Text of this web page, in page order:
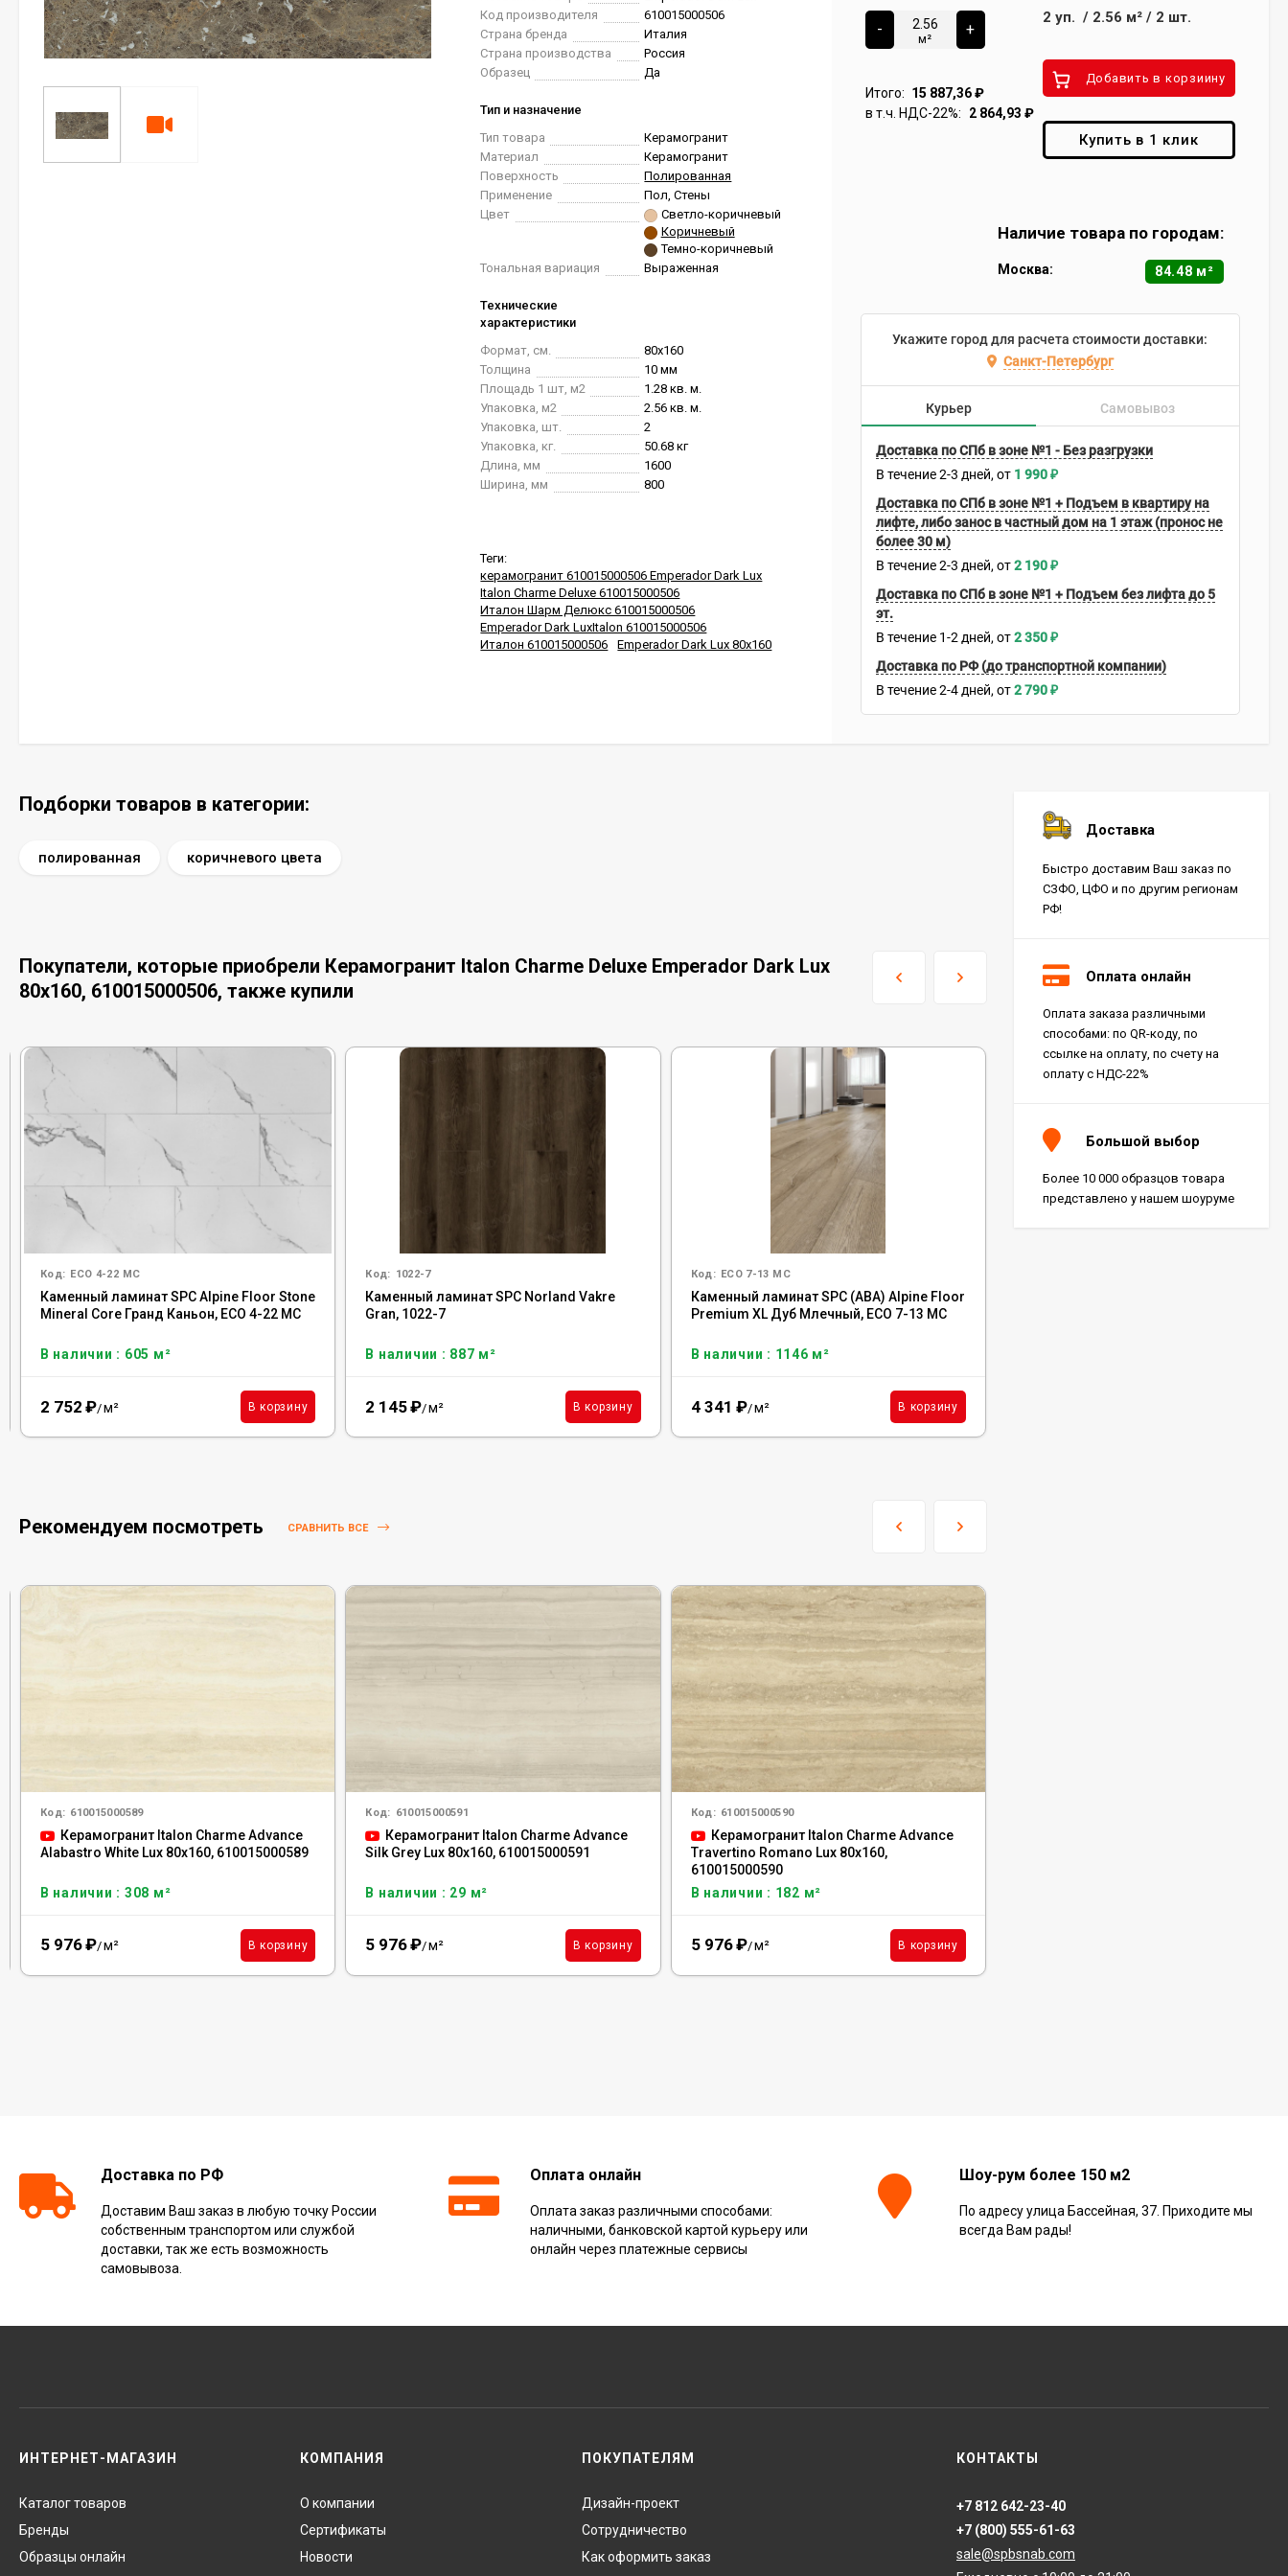
Код производителя
610015000506
Страна бренда
Италия
Страна производства
Россия
Образец
Да
Тип и назначение
Тип товара
Керамогранит
Материал
Керамогранит
Поверхность
Полированная
Применение
Пол, Стены
Цвет
Светло-коричневый
Коричневый
Темно-коричневый
Тональная вариация
Выраженная
Технические
характеристики
Формат, см.
80x160
Толщина
10 мм
Площадь 1 шт, м2
1.28 кв. м.
Упаковка, м2
2.56 кв. м.
Упаковка, шт.
2
Упаковка, кг.
50.68 кг
Длина, мм
1600
Ширина, мм
800
Теги:
керамогранит 610015000506 Emperador Dark Lux
Italon Charme Deluxe 610015000506
Италон Шарм Делюкс 610015000506
Emperador Dark LuxItalon 610015000506
Италон 610015000506
Emperador Dark Lux 80x160
-
м²
+
Итого: 15 887,36₽
в т.ч. НДС-22%:
2 864,93 ₽
2 уп. / 2.56 м²/ 2 шт.
Добавить в корзиину
Купить в 1 клик
Наличие товара по городам:
Москва: 84.48 м²
Укажите город для расчета стоимости доставки:
Санкт-Петербург
Курьер Самовывоз
Доставка по СПб в зоне №1 - Без разгрузки
В течение 2-3 дней 1 990₽
Доставка по СПб в зоне №1 + Подъем в квартиру на
лифте, либо занос в частный дом на 1 этаж (пронос не
более 30 м)
В течение 2-3 дней 2 190₽
Доставка по СПб в зоне №1 + Подъем без лифта до 5
эт.
В течение 1-2 дней 2 350₽
Доставка по РФ (до транспортной компании)
В течение 2-4 дней 2 790₽
Подборки товаров в категории:
полированная коричневого цвета
Покупатели, которые приобрели Керамогранит Italon Charme Deluxe Emperador Dark Lux
80x160, 610015000506, также купили
Код: ECO 4-22 MC
Каменный ламинат SPC Alpine Floor Stone
Mineral Core Гранд Каньон, ЕСО 4-22 MC
В наличии : 605 м²
2 752 ₽/м² В корзину
Код: 1022-7
Каменный ламинат SPC Norland Vakre
Gran, 1022-7
В наличии : 887 м²
2 145₽/м² В корзину
Код: ECO 7-13 MC
Каменный ламинат SPC (ABA) Alpine Floor
Premium XL Дуб Млечный, ECO 7-13 MC
В наличии : 1146 м²
4 341 ₽/м² В корзину
Рекомендуем посмотреть СРАВНИТЬ ВСЕ
Код: 610015000589
Керамогранит Italon Charme Advance
Alabastro White Lux 80x160, 610015000589
В наличии : 308 м²
5 976₽/м² В корзину
Код: 610015000591
Керамогранит Italon Charme Advance
Silk Grey Lux 80x160, 610015000591
В наличии : 29 м²
5 976₽/м² В корзину
Код: 610015000590
Керамогранит Italon Charme Advance
Travertino Romano Lux 80x160,
610015000590
В наличии : 182 м²
5 976₽/м² В корзину
Доставка
Быстро доставим Ваш заказ по
СЗФО, ЦФО и по другим регионам
РФ!
Оплата онлайн
Оплата заказа различными
способами: по QR-коду, по
ссылке на оплату, по счету на
оплату с НДС-22%
Большой выбор
Более 10 000 образцов товара
представлено у нашем шоуруме
Доставка по РФ
Доставим Ваш заказ в любую точку России
собственным транспортом или службой
доставки, так же есть возможность
самовывоза.
Оплата онлайн
Оплата заказ различными способами:
наличными, банковской картой курьеру или
онлайн через платежные сервисы
Шоу-рум более 150 м2
По адресу улица Бассейная, 37. Приходите мы
всегда Вам рады!
ИНТЕРНЕТ-МАГАЗИН
Каталог товаров
Бренды
Образцы онлайн
КОМПАНИЯ
О компании
Сертификаты
Новости
ПОКУПАТЕЛЯМ
Дизайн-проект
Сотрудничество
Как оформить заказ
КОНТАКТЫ
+7 812 642-23-40
+7 (800) 555-61-63
sale@spbsnab.com